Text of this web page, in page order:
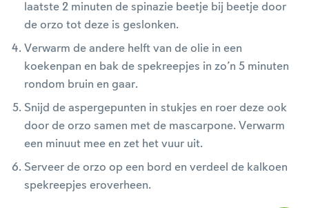
laatste 2 minuten de spinazie beetje bij beetje door
de orzo tot deze is geslonken.
Verwarm de andere helft van de olie in een
koekenpan en bak de spekreepjes in zo’n 5 minuten
rondom bruin en gaar.
Snijd de aspergepunten in stukjes en roer deze ook
door de orzo samen met de mascarpone. Verwarm
een minuut mee en zet het vuur uit.
Serveer de orzo op een bord en verdeel de kalkoen
spekreepjes eroverheen.